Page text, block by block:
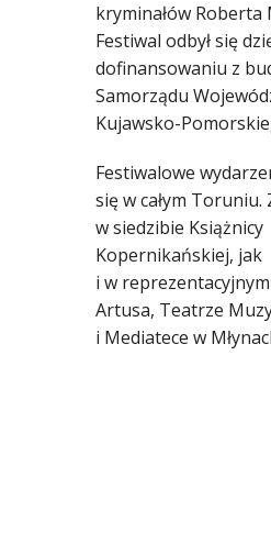
kryminałów Roberta
Festiwal odbył się
dofinansowaniu z
Samorządu
Kujawsko-
Festiwalowe
się w całym Toruniu.
w siedzibie Książnicy
Kopernikańskiej, jak
i w
Artusa, Teatrze
i Mediatece w